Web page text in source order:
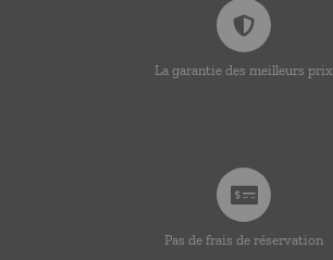
La garantie des meilleurs prix
Pas de frais de réservation